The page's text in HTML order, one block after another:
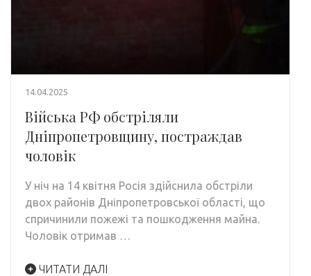
14.04.2025
Війська РФ обстріляли
Дніпропетровщину, постраждав
чоловік
У ніч на 14 квітня Росія здійснила обстріли
двох районів Дніпропетровської області, що
спричинили пожежі та пошкодження майна.
Чоловік отримав …
ЧИТАТИ ДАЛІ